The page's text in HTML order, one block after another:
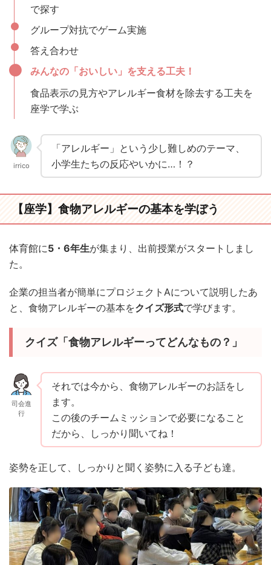
で探す
グループ対抗でゲーム実施
答え合わせ
みんなの「おいしい」を支える工夫！
食品表示の見方やアレルギー食材を除去する工夫を
座学で学ぶ
irrico
「アレルギー」という少し難しめのテーマ、
小学生たちの反応やいかに…！？
【座学】食物アレルギーの基本を学ぼう
体育館に5 ・ 6年生が集まり、出前授業がスタートしまし
た。
企業の担当者が簡単にプロジェクトAについて説明したあ
と、食物アレルギーの基本をクイズ形式で学びます。
クイズ「食物アレルギーってどんなもの？」
司会進
行
それでは今から、食物アレルギーのお話をし
ます。
この後のチームミッションで必要になること
だから、しっかり聞いてね！
姿勢を正して、しっかりと聞く姿勢に入る子ども達。